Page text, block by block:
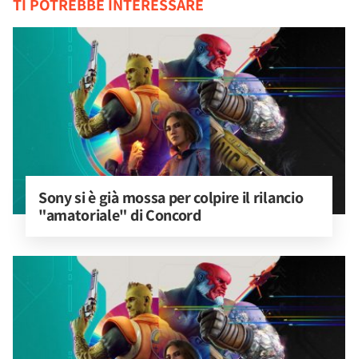
TI POTREBBE INTERESSARE
Sony si è già mossa per colpire il rilancio
"amatoriale" di Concord